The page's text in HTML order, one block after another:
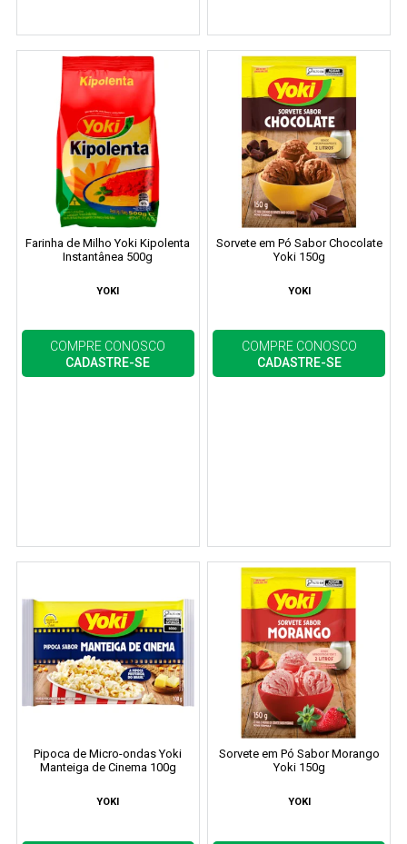
Farinha de Milho Yoki Kipolenta
Instantânea 500g
YOKI
COMPRE CONOSCO
CADASTRE-SE
Sorvete em Pó Sabor Chocolate
Yoki 150g
YOKI
COMPRE CONOSCO
CADASTRE-SE
Pipoca de Micro-ondas Yoki
Manteiga de Cinema 100g
YOKI
Sorvete em Pó Sabor Morango
Yoki 150g
YOKI